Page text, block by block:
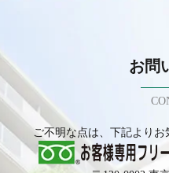
お問
ご不明な点は、下記よりお